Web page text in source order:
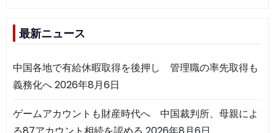
最新ニュース
中国各地で有給休暇取得を後押し 管理職の率先取得も
義務化へ2026年8月6日
ゲームアカウントも財産時代へ 中国裁判所、母親によ